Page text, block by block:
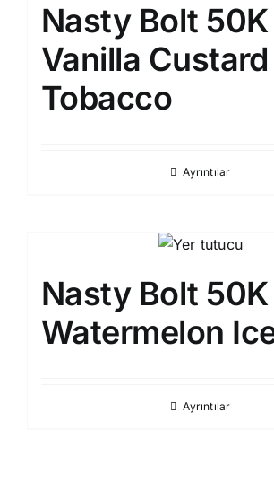
Nasty Bolt
Vanilla Custard
Tobacco
Ayrıntılar
Nasty Bolt
Watermelon
Ayrıntılar